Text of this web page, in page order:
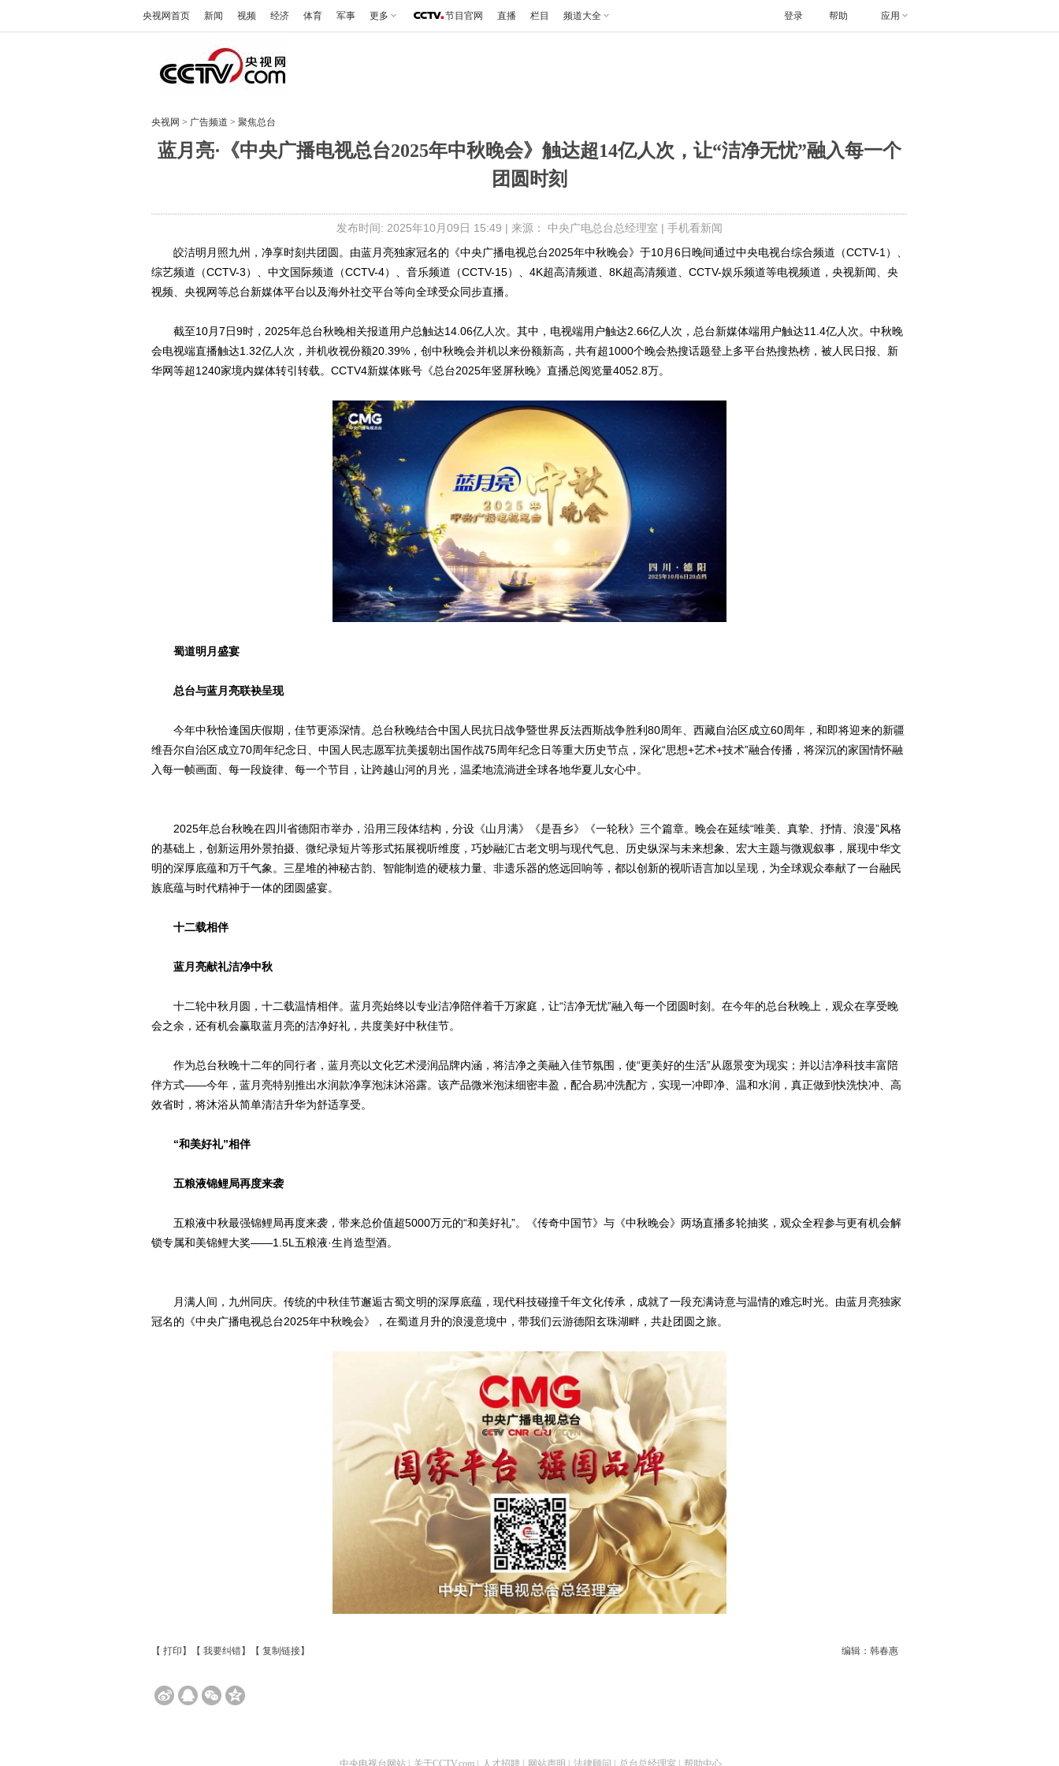
央视网首页 新闻 视频 经济 体育 军事 更多 节目官网 直播 栏目 频道大全 帮助 应用
登录
央视网 > 广告频道 > 聚焦总台
蓝月亮·《中央广播电视总台2025年中秋晚会》触达超14亿人次，让“洁净无忧”融入每一个
团圆时刻
发布时间: 2025年10月09日 15:49 | 来源： 中央广电总台总经理室 | 手机看新闻
皎洁明月照九州，净享时刻共团圆。由蓝月亮独家冠名的《中央广播电视总台2025年中秋晚会》于10月6日晚间通过中央电视台综合频道（CCTV-1）、
综艺频道（CCTV-3）、中文国际频道（CCTV-4）、音乐频道（CCTV-15）、4K超高清频道、8K超高清频道、CCTV-娱乐频道等电视频道，央视新闻、央
视频、央视网等总台新媒体平台以及海外社交平台等向全球受众同步直播。
截至10月7日9时，2025年总台秋晚相关报道用户总触达14.06亿人次。其中，电视端用户触达2.66亿人次，总台新媒体端用户触达11.4亿人次。中秋晚
会电视端直播触达1.32亿人次，并机收视份额20.39%，创中秋晚会并机以来份额新高，共有超1000个晚会热搜话题登上多平台热搜热榜，被人民日报、新
华网等超1240家境内媒体转引转载。CCTV4新媒体账号《总台2025年竖屏秋晚》直播总阅览量4052.8万。
蜀道明月盛宴
总台与蓝月亮联袂呈现
今年中秋恰逢国庆假期，佳节更添深情。总台秋晚结合中国人民抗日战争暨世界反法西斯战争胜利80周年、西藏自治区成立60周年，和即将迎来的新疆
维吾尔自治区成立70周年纪念日、中国人民志愿军抗美援朝出国作战75周年纪念日等重大历史节点，深化“思想+艺术+技术”融合传播，将深沉的家国情怀融
入每一帧画面、每一段旋律、每一个节目，让跨越山河的月光，温柔地流淌进全球各地华夏儿女心中。
2025年总台秋晚在四川省德阳市举办，沿用三段体结构，分设《山月满》《是吾乡》《一轮秋》三个篇章。晚会在延续“唯美、真挚、抒情、浪漫”风格
的基础上，创新运用外景拍摄、微纪录短片等形式拓展视听维度，巧妙融汇古老文明与现代气息、历史纵深与未来想象、宏大主题与微观叙事，展现中华文
明的深厚底蕴和万千气象。三星堆的神秘古韵、智能制造的硬核力量、非遗乐器的悠远回响等，都以创新的视听语言加以呈现，为全球观众奉献了一台融民
族底蕴与时代精神于一体的团圆盛宴。
十二载相伴
蓝月亮献礼洁净中秋
十二轮中秋月圆，十二载温情相伴。蓝月亮始终以专业洁净陪伴着千万家庭，让“洁净无忧”融入每一个团圆时刻。在今年的总台秋晚上，观众在享受晚
会之余，还有机会赢取蓝月亮的洁净好礼，共度美好中秋佳节。
作为总台秋晚十二年的同行者，蓝月亮以文化艺术浸润品牌内涵，将洁净之美融入佳节氛围，使“更美好的生活”从愿景变为现实；并以洁净科技丰富陪
伴方式——今年，蓝月亮特别推出水润款净享泡沫沐浴露。该产品微米泡沫细密丰盈，配合易冲洗配方，实现一冲即净、温和水润，真正做到快洗快冲、高
效省时，将沐浴从简单清洁升华为舒适享受。
“和美好礼”相伴
五粮液锦鲤局再度来袭
五粮液中秋最强锦鲤局再度来袭，带来总价值超5000万元的“和美好礼”。《传奇中国节》与《中秋晚会》两场直播多轮抽奖，观众全程参与更有机会解
锁专属和美锦鲤大奖——1.5L五粮液·生肖造型酒。
月满人间，九州同庆。传统的中秋佳节邂逅古蜀文明的深厚底蕴，现代科技碰撞千年文化传承，成就了一段充满诗意与温情的难忘时光。由蓝月亮独家
冠名的《中央广播电视总台2025年中秋晚会》，在蜀道月升的浪漫意境中，带我们云游德阳玄珠湖畔，共赴团圆之旅。
编辑：韩春惠
【 打印】【 我要纠错】【 复制链接】
中央电视台网站 | 关于CCTV.com | 人才招聘 | 网站声明 | 法律顾问 | 总台总经理室 | 帮助中心